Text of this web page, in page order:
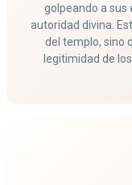
golpeando a sus
autoridad divina.
del templo, sino
legitimidad de